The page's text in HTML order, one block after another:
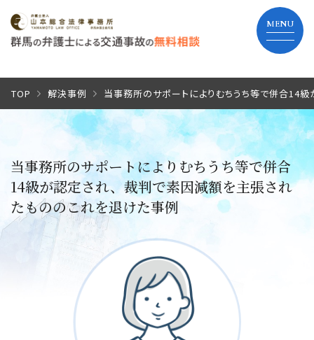
TOP
当事務所の特長
弁護士費用
解決までの流れ
よくあるご質問
事務所紹介
損害賠償の３基準
TOP 解決事例 当事務所のサポートによりむちうち等で併合14
当事務所のサポートによりむちうち等で併合
14級が認定され、裁判で素因減額を主張され
たもののこれを退けた事例